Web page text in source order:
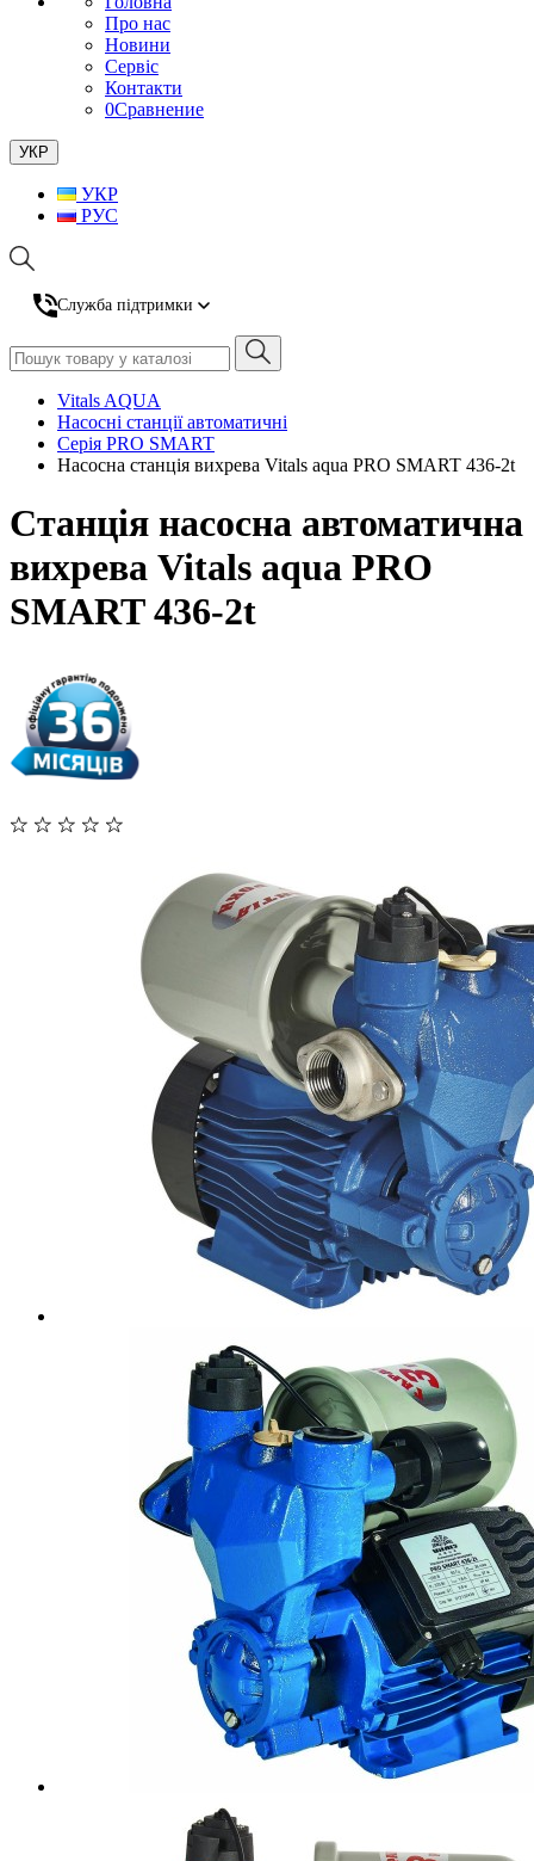
Про нас
Новини
Сервіс
Контакти
0Сравнение
УКР
УКР
РУС
Служба підтримки
Vitals AQUA
Насосні станції автоматичні
Серія PRO SMART
Насосна станція вихрева Vitals aqua PRO SMART 436-2t
Станція насосна автоматична
вихрева Vitals aqua PRO
SMART 436-2t